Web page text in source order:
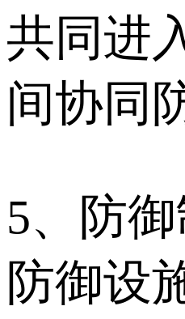
共同进
间协同
5、防御
防御设